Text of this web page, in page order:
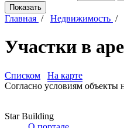
Главная / Недвижимость /
Участки в
Списком
На карте
Согласно условиям объекты
Star Building